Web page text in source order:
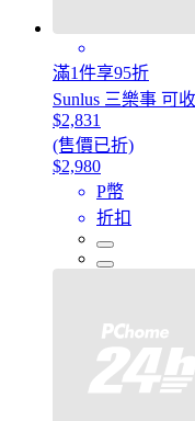
滿1件享95折
Sunlus 三樂事 可
$2,831
(售價已折)
$2,980
P幣
折扣